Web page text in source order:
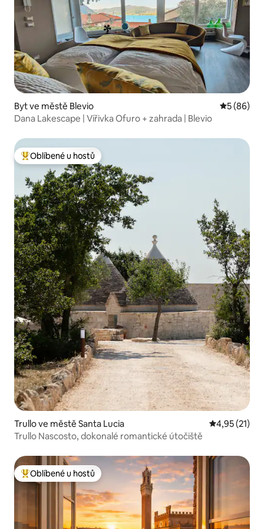
Byt ve městě Blevio Průměrné
5 (86)
Dana Lakescape | Vířivka Ofuro + zahrada | Blevio
Nejlepší v kategorii Oblíbené u hostů
Oblíbené u hostů
Trullo ve městě Santa Lucia Průměrné
4,95 (21)
Trullo Nascosto, dokonalé romantické útočiště
Nejlepší v kategorii Oblíbené u hostů
Oblíbené u hostů